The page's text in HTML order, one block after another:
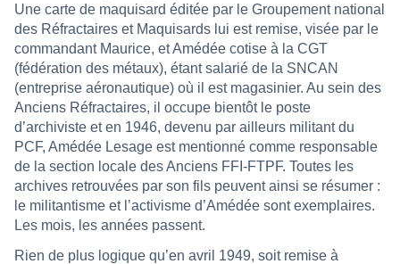
Une carte de maquisard éditée par le Groupement national
des Réfractaires et Maquisards lui est remise, visée par le
commandant Maurice, et Amédée cotise à la CGT
(fédération des métaux), étant salarié de la SNCAN
(entreprise aéronautique) où il est magasinier. Au sein des
Anciens Réfractaires, il occupe bientôt le poste
d’archiviste et en 1946, devenu par ailleurs militant du
PCF, Amédée Lesage est mentionné comme responsable
de la section locale des Anciens FFI-FTPF. Toutes les
archives retrouvées par son fils peuvent ainsi se résumer :
le militantisme et l’activisme d’Amédée sont exemplaires.
Les mois, les années passent.
Rien de plus logique qu’en avril 1949, soit remise à